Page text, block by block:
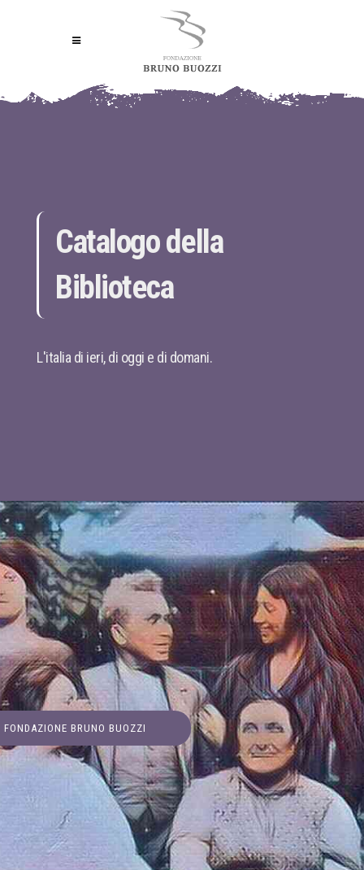
Catalogo della
Biblioteca
L'italia di ieri, di oggi e di domani.
FONDAZIONE BRUNO BUOZZI